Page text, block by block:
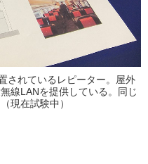
されているレピーター。屋外
線LANを提供している。同じ
現在試験中）